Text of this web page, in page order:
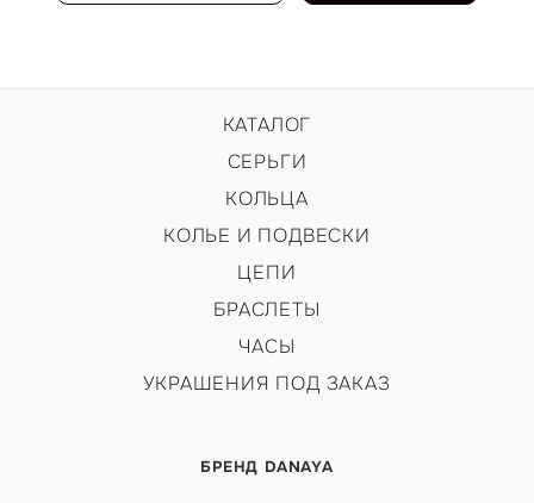
КАТАЛОГ
СЕРЬГИ
КОЛЬЦА
КОЛЬЕ И ПОДВЕСКИ
ЦЕПИ
БРАСЛЕТЫ
ЧАСЫ
УКРАШЕНИЯ ПОД ЗАКАЗ
БРЕНД DANAYA